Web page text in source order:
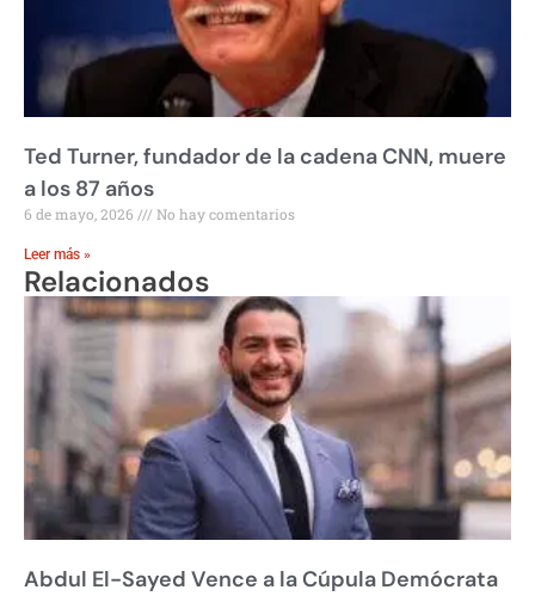
Ted Turner, fundador de la cadena CNN, muere
a los 87 años
6 de mayo, 2026 No hay comentarios
Leer más »
Relacionados
Abdul El-Sayed Vence a la Cúpula Demócrata